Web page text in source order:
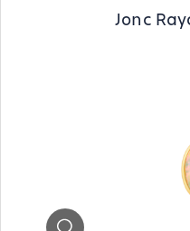
Jonc